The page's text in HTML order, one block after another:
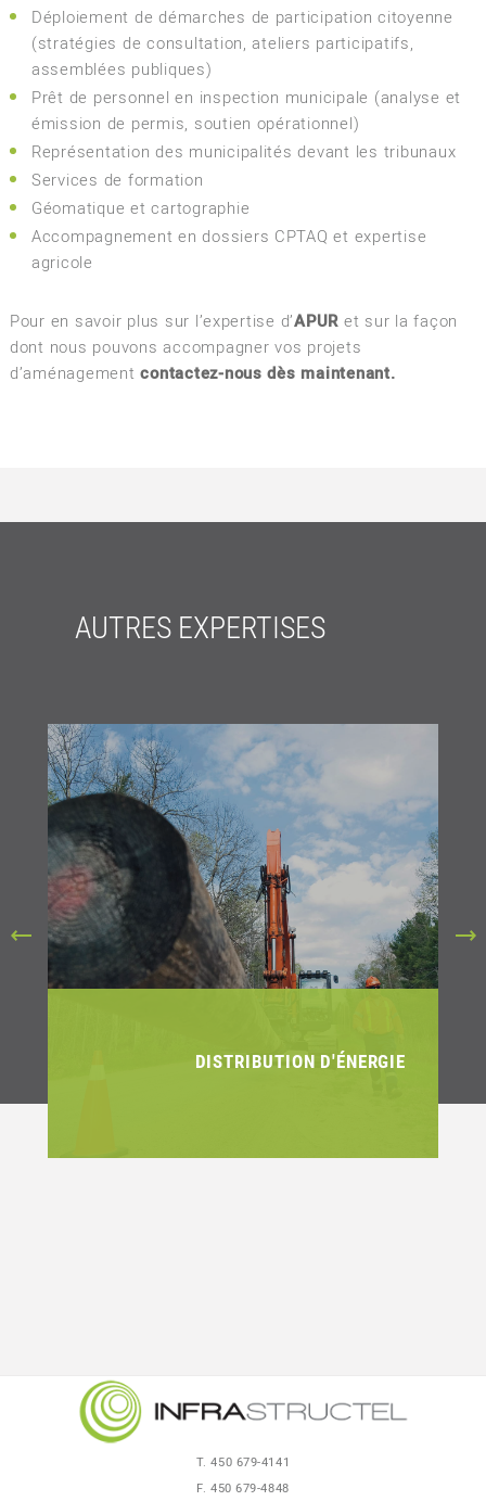
Déploiement de démarches de participation citoyenne
(stratégies de consultation, ateliers participatifs,
assemblées publiques)
Prêt de personnel en inspection municipale (analyse et
émission de permis, soutien opérationnel)
Représentation des municipalités devant les tribunaux
Services de formation
Géomatique et cartographie
Accompagnement en dossiers CPTAQ et expertise
agricole
Pour en savoir plus sur l’expertise d’APUR et sur la façon
dont nous pouvons accompagner vos projets
d’aménagement contactez-nous dès maintenant.
AUTRES EXPERTISES
DISTRIBUTION D'ÉNERGIE
T. 450 679-4141
F. 450 679-4848